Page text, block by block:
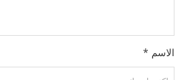
الاسم *